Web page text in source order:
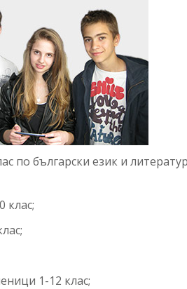
български език и
клас;
1-12 клас;